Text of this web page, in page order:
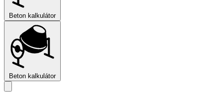
Beton kalkulátor
Beton kalkulátor